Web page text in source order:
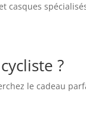
casques
?
le cadeau